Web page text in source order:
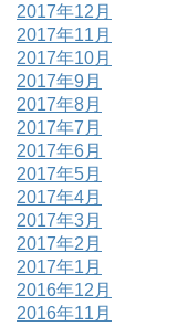
2017年12月
2017年11月
2017年10月
2017年9月
2017年8月
2017年7月
2017年6月
2017年5月
2017年4月
2017年3月
2017年2月
2017年1月
2016年12月
2016年11月